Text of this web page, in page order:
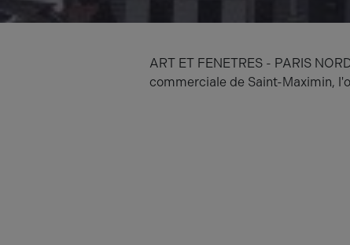
ART ET FENETRES - PARIS
commerciale de Saint-Maximin,